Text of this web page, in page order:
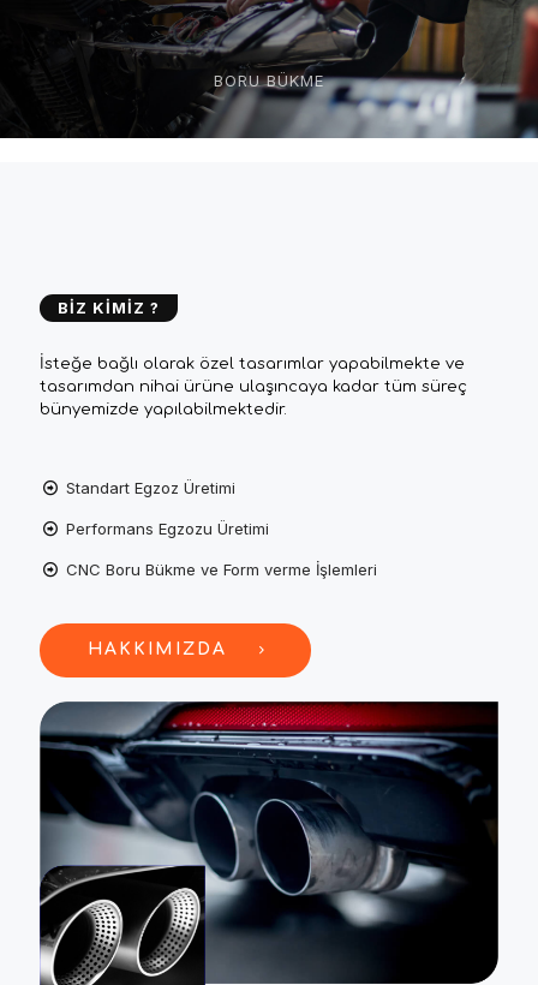
BORU BÜKME
BİZ KİMİZ ?
İsteğe bağlı olarak özel tasarımlar yapabilmekte ve
tasarımdan nihai ürüne ulaşıncaya kadar tüm süreç
bünyemizde yapılabilmektedir.
Standart Egzoz Üretimi
Performans Egzozu Üretimi
CNC Boru Bükme ve Form verme İşlemleri
HAKKIMIZDA